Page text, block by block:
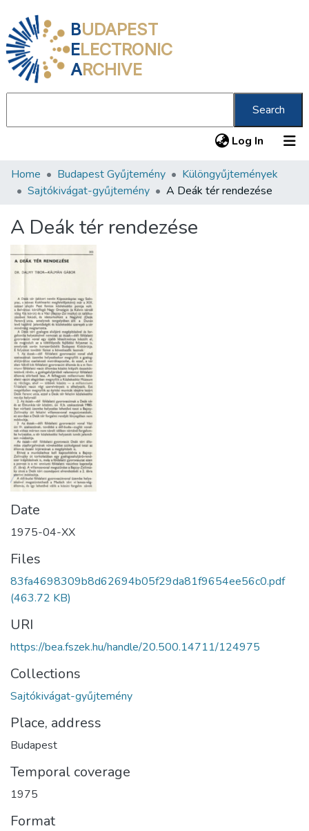
BUDAPEST
ELECTRONIC
ARCHIVE
Search
Log In (current)
Communities & Collections
Statistics
About us
Home Budapest Gyűjtemény
Különgyűjtemények
Sajtókivágat-gyűjtemény
A Deák tér rendezése
A Deák tér rendezése
Date
1975-04-XX
Files
83fa4698309b8d62694b05f29da81f9654ee56c0.pdf
(463.72 KB)
URI
https://bea.fszek.hu/handle/20.500.14711/124975
Collections
Sajtókivágat-gyűjtemény
Place, address
Budapest
Temporal coverage
1975
Format